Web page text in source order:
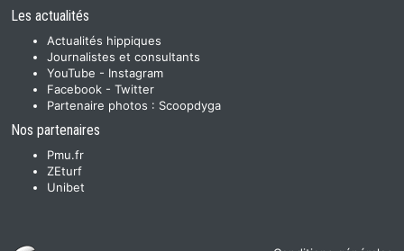
Les actualités
Actualités hippiques
Journalistes et consultants
YouTube - Instagram
Facebook - Twitter
Partenaire photos : Scoopdyga
Nos partenaires
Pmu.fr
ZEturf
Unibet